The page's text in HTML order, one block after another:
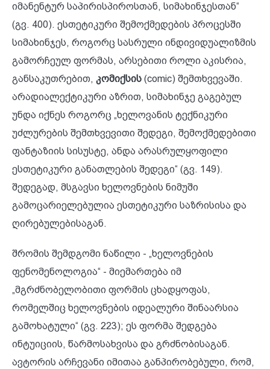
იმანენტურ საპირისპიროსთან, სიმახინჯესთან“
(გვ. 400). ესთეტიკური შემოქმედების პროცესში
სიმახინჯეს, როგორც სასრული ინდივიდუალიზმის
გამორჩეულ ფორმას, არსებითი როლი აკისრია,
განსაკუთრებით, კომიქსის (comic) შემთხვევაში.
არადიალექტიკური აზრით, სიმახინჯე გაგებულ
უნდა იქნეს როგორც „ხელოვანის ტექნიკური
უძლურების შემთხვევითი შედეგი, შემოქმედებითი
ფანტაზიის სისუსტე, ანდა არასრულყოფილი
ესთეტიკური განათლების შედეგი“ (გვ. 149).
შედეგად, მსგავსი ხელოვნების ნიმუში
გამოცარიელებულია ესთეტიკური საზრისისა და
ღირებულებისაგან.
შრომის შემდგომი ნაწილი - „ხელოვნების
ფენომენოლოგია“ - მიემართება იმ
„მგრძნობელობითი ფორმის ცხადყოფას,
რომელშიც ხელოვნების იდეალური შინაარსია
გამოხატული“ (გვ. 223); ეს ფორმა შედგება
ინტუიციის, წარმოსახვისა და გრძნობისაგან.
ავტორის არჩევანი იმითაა განპირობებული, რომ,